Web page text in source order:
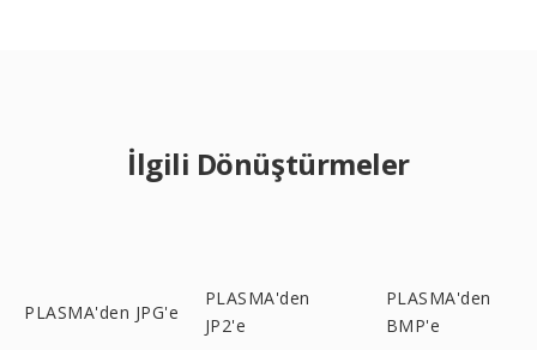
İlgili Dönüştürmeler
PLASMA'den JPG'e
PLASMA'den
JP2'e
PLASMA'den
BMP'e